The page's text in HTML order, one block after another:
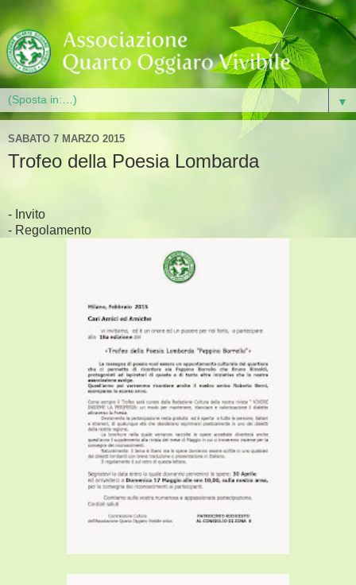
▼
SABATO 7 MARZO 2015
Trofeo della Poesia Lombarda
- Invito
- Regolamento